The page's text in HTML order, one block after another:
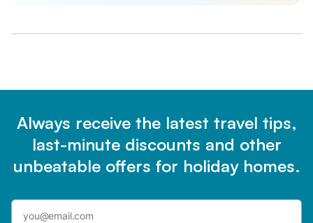
Always receive the latest travel tips,
last-minute discounts and other
unbeatable offers for holiday homes.